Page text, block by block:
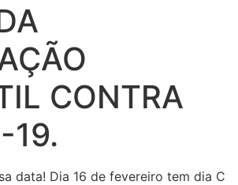
CONTRA
19.
data! Dia 16 de fevereiro tem dia C